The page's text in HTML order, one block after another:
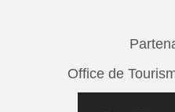
Office de